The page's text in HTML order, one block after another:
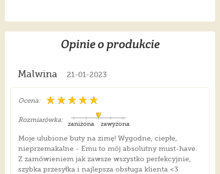
Opinie o produkcie
Malwina 21-01-2023
Ocena:
Rozmiarówka:
zawyżona
zaniżona
Moje ulubione buty na zimę! Wygodne, ciepłe,
nieprzemakalne - Emu to mój absolutny must-have.
Z zamówieniem jak zawsze wszystko perfekcyjnie,
szybka przesyłka i najlepsza obsługa klienta <3